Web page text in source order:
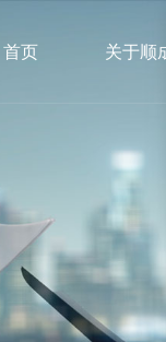
首页 关于顺